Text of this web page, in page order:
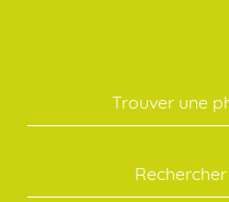
Trouver une